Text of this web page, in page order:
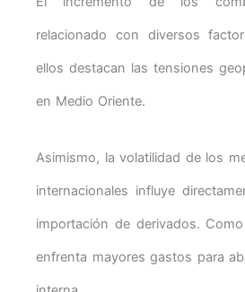
relacionado con diversos
ellos destacan las tensiones
en Medio Oriente.
Asimismo, la volatilidad de los
internacionales influye
importación de derivados.
enfrenta mayores gastos para